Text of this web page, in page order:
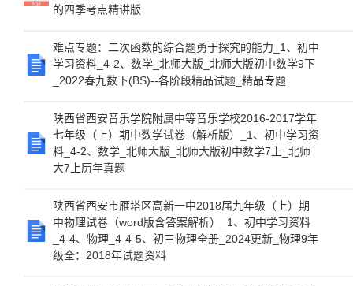
的四季考点精讲版
难点专题：二次函数的综合题勇于探究的能力_1、初中
学习资料_4-2、数学_北师大版_北师大版初中数学9下
_2022春九数下(BS)--各阶段精品试题_精品专题
陕西省西安音乐学院附属中等音乐学校2016-2017学年
七年级（上）期中数学试卷（解析版）_1、初中学习资
料_4-2、数学_北师大版_北师大版初中数学7上_北师
大7上历年真题
陕西省西安市雁塔区高新一中2018届九年级（上）期
中物理试卷（word版含答案解析）_1、初中学习资料
_4-4、物理_4-4-5、初三物理全册_2024更新_物理9年
级全：2018年试题资料